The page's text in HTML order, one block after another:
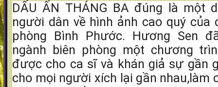
DẤU ẤN THÁNG BA đúng là một
người dân về hình ảnh cao quý của
phòng Bình Phước. Hương Sen
ngành biên phòng một chương
được cho ca sĩ và khán giả sự gần
cho mọi người xích lại gần nhau,làm